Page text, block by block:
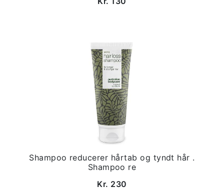
Shampoo reducerer hårtab og tyndt hår .
Shampoo re
Kr. 230